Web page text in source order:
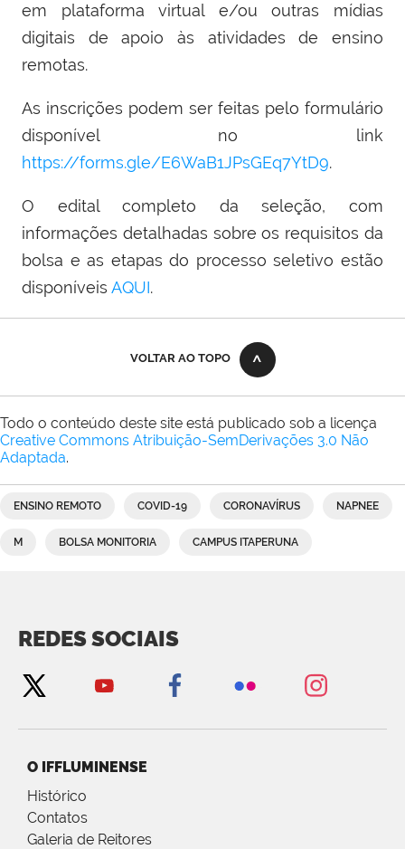
em plataforma virtual e/ou outras mídias
digitais de apoio às atividades de ensino
remotas.
As inscrições podem ser feitas pelo formulário
disponível no link
https://forms.gle/E6WaB1JPsGEq7YtD9.
O edital completo da seleção, com
informações detalhadas sobre os requisitos da
bolsa e as etapas do processo seletivo estão
disponíveis AQUI.
VOLTAR AO TOPO
Todo o conteúdo deste site está publicado sob a licença
Creative Commons Atribuição-SemDerivações 3.0 Não
Adaptada.
ENSINO REMOTO COVID-19 CORONAVÍRUS NAPNEE
M BOLSA MONITORIA CAMPUS ITAPERUNA
REDES SOCIAIS
O IFFLUMINENSE
Histórico
Contatos
Galeria de Reitores